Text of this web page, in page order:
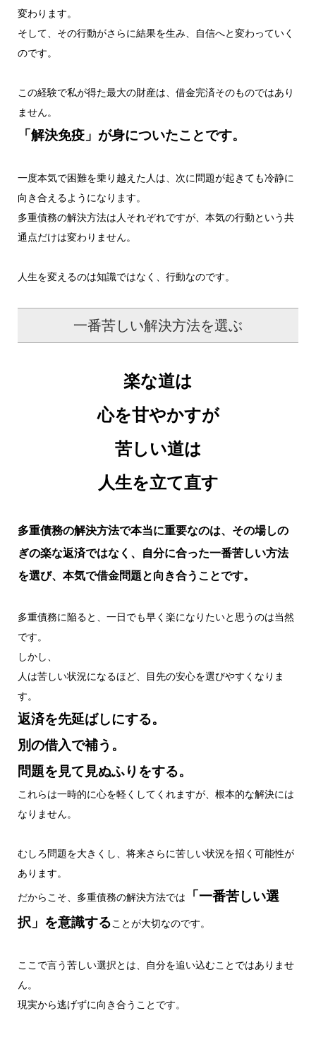
変わります。
そして、その行動がさらに結果を生み、自信へと変わっていく
のです。
この経験で私が得た最大の財産は、借金完済そのものではあり
ません。
「解決免疫」が身についたことです。
一度本気で困難を乗り越えた人は、次に問題が起きても冷静に
向き合えるようになります。
多重債務の解決方法は人それぞれですが、本気の行動という共
通点だけは変わりません。
人生を変えるのは知識ではなく、行動なのです。
一番苦しい解決方法を選ぶ
楽な道は
心を甘やかすが
苦しい道は
人生を立て直す
多重債務の解決方法で本当に重要なのは、その場しの
ぎの楽な返済ではなく、自分に合った一番苦しい方法
を選び、本気で借金問題と向き合うことです。
多重債務に陥ると、一日でも早く楽になりたいと思うのは当然
です。
しかし、
人は苦しい状況になるほど、目先の安心を選びやすくなりま
す。
返済を先延ばしにする。
別の借入で補う。
問題を見て見ぬふりをする。
これらは一時的に心を軽くしてくれますが、根本的な解決には
なりません。
むしろ問題を大きくし、将来さらに苦しい状況を招く可能性が
あります。
だからこそ、多重債務の解決方法では
「一番苦しい選
択」を意識することが大切なのです。
ここで言う苦しい選択とは、自分を追い込むことではありませ
ん。
現実から逃げずに向き合うことです。